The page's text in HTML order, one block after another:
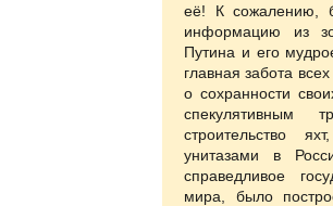
её! К сожалению,
информацию из
Путина и его
главная забота
о сохранности
спекулятивным
строительство
унитазами в
справедливое
мира, было